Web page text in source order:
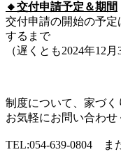
🔸交付申請予定＆期間
交付申請の開始の予定
するまで
（遅くとも2024年12
制度について、家づ
お気軽にお問い合わせ
TEL:054-639-0804